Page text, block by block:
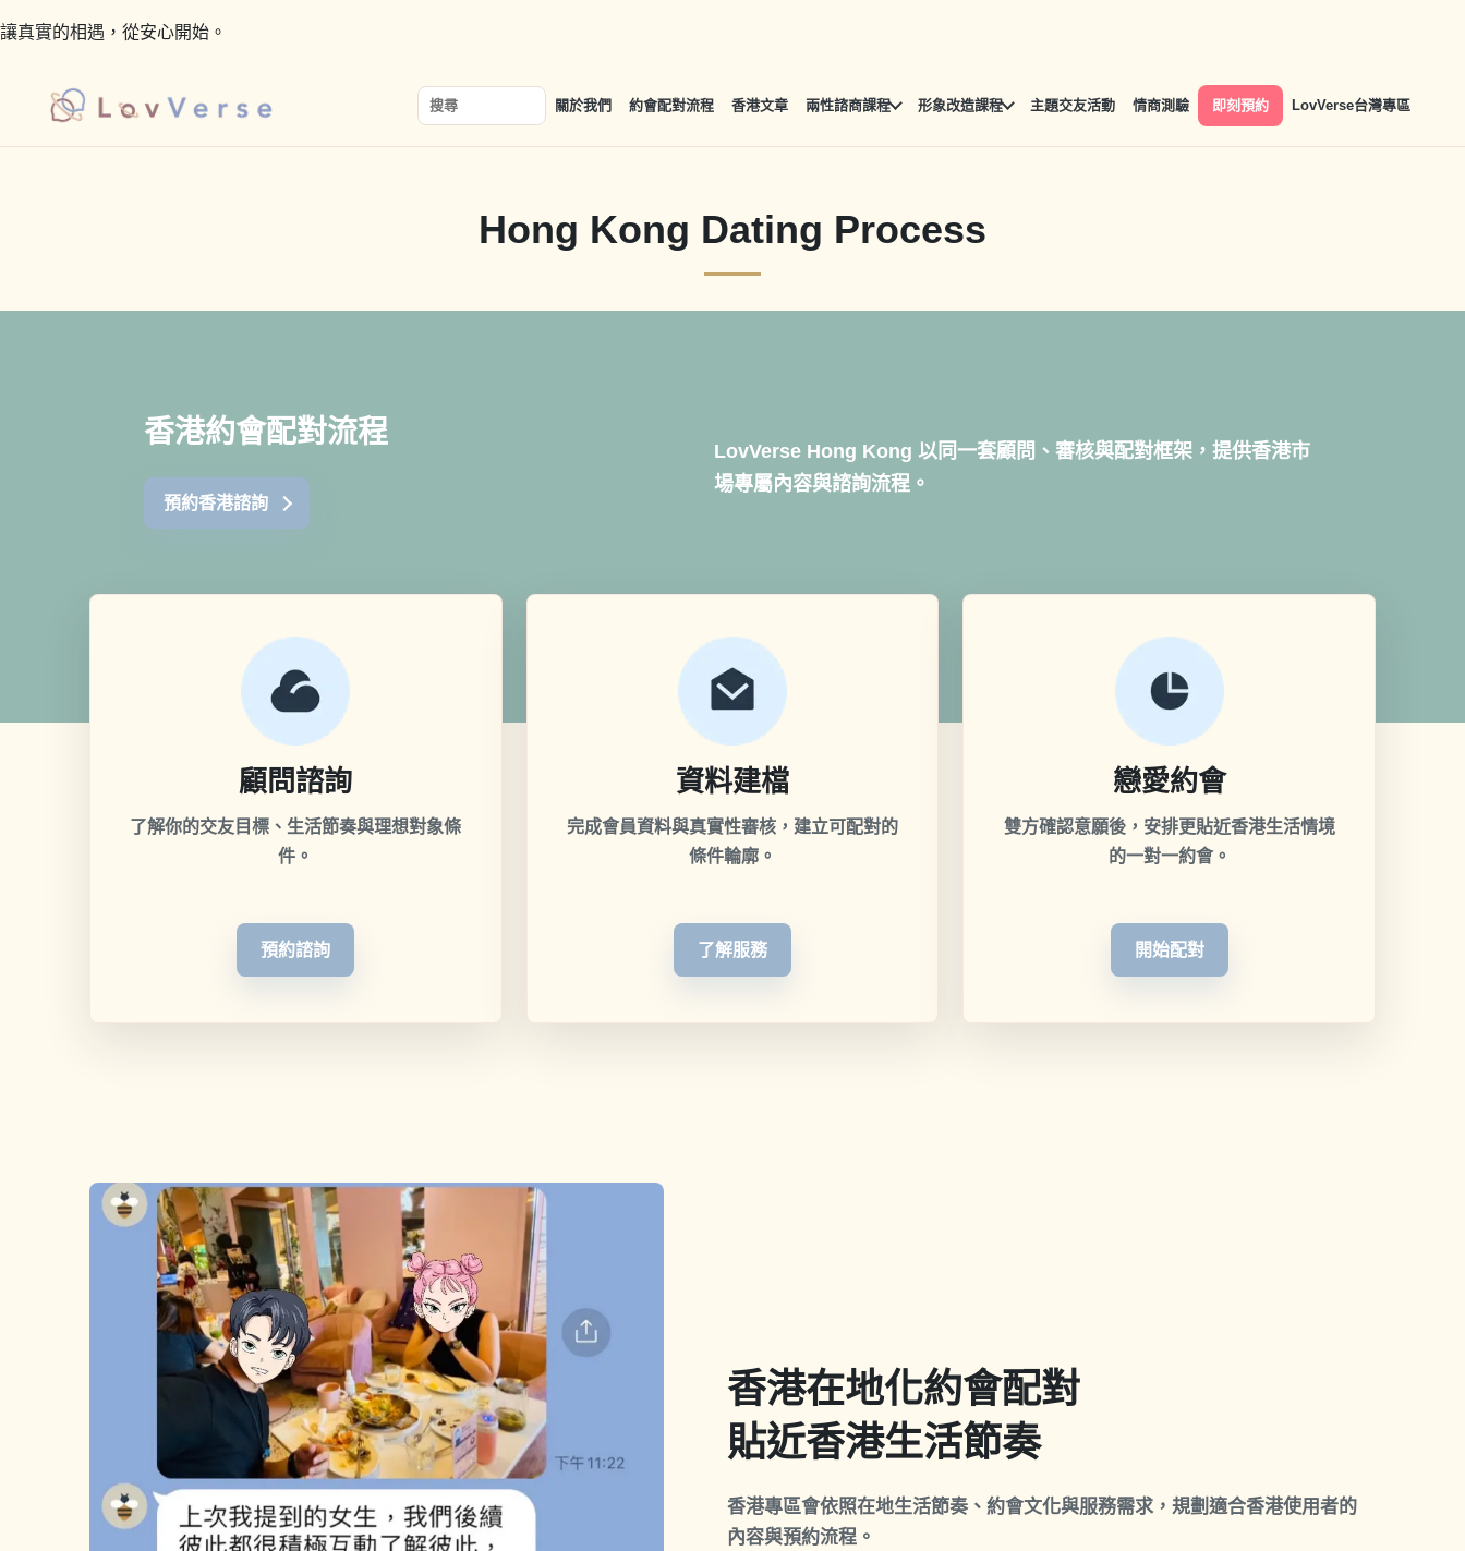
讓真實的相遇，從安心開始。
搜尋關鍵字
關於我們 約會配對流程 香港文章 兩性諮商課程 形象改造課程 主題交友活動 情商測驗 即刻預約 LovVerse台灣專區
Hong Kong Dating Process
香港約會配對流程
預約香港諮詢
LovVerse Hong Kong 以同一套顧問、審核與配對框架，提供香港市
場專屬內容與諮詢流程。
顧問諮詢
了解你的交友目標、生活節奏與理想對象條
件。
預約諮詢
資料建檔
完成會員資料與真實性審核，建立可配對的
條件輪廓。
了解服務
戀愛約會
雙方確認意願後，安排更貼近香港生活情境
的一對一約會。
開始配對
香港在地化約會配對
貼近香港生活節奏
香港專區會依照在地生活節奏、約會文化與服務需求，規劃適合香港使用者的
內容與預約流程。